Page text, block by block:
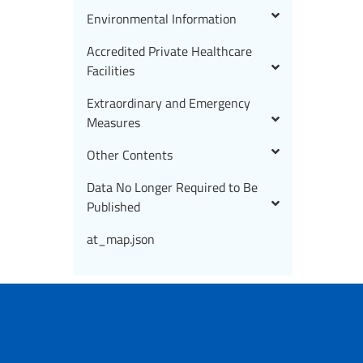
Environmental Information
Accredited Private Healthcare
Facilities
Extraordinary and Emergency
Measures
Other Contents
Data No Longer Required to Be
Published
at_map.json